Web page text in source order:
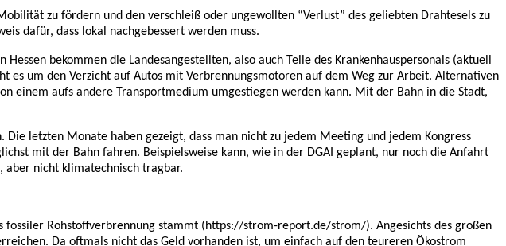
zu fördern und den verschleiß oder ungewollten “Verlust” des geliebten Drahtesels zu
dafür, dass lokal nachgebessert werden muss.
bekommen die Landesangestellten, also auch Teile des Krankenhauspersonals (aktuell
es um den Verzicht auf Autos mit Verbrennungsmotoren auf dem Weg zur Arbeit. Alternativen
einem aufs andere Transportmedium umgestiegen werden kann. Mit der Bahn in die Stadt,
letzten Monate haben gezeigt, dass man nicht zu jedem Meeting und jedem Kongress
mit der Bahn fahren. Beispielsweise kann, wie in der DGAI geplant, nur noch die Anfahrt
aber nicht klimatechnisch tragbar.
Rohstoffverbrennung stammt (https://strom-report.de/strom/). Angesichts des großen
Da oftmals nicht das Geld vorhanden ist, um einfach auf den teureren Ökostrom